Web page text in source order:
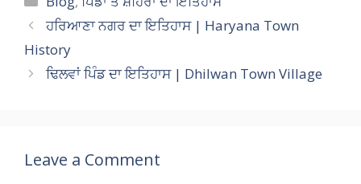
s
A
p
b
o
gr
m
er l p
h
y
n
e
ਹਰਿਆਣਾ ਨਗਰ ਦਾ ਇਤਿਹਾਸ | Haryana Town
History
ਢਿਲਵਾਂ ਪਿੰਡ ਦਾ ਇਤਿਹਾਸ | Dhilwan Town Village
Leave a Comment